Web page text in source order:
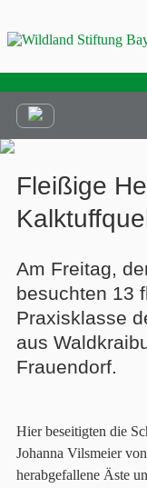
Fleißige
Am Freitag,
besuchten 13
Praxisklasse
aus
Frauendorf.
Hier beseitigten die
Johanna Vilsmeier
herabgefallene Äste